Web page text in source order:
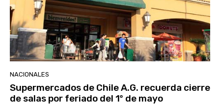
NACIONALES
Supermercados de Chile A.G. recuerda cierre
de salas por feriado del 1º de mayo